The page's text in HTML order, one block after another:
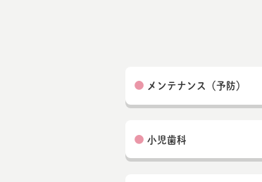
● メンテナンス（予防）
● 小児歯科